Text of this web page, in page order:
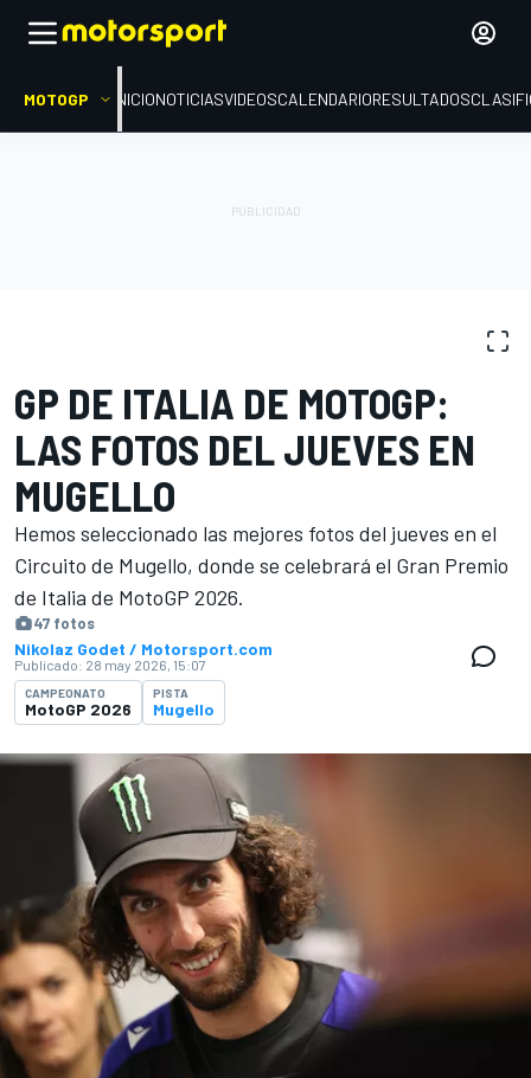
MOTOGP INICIONOTICIASVIDEOSCALENDARIORESULTADOS
GP DE ITALIA DE MOTOGP:
LAS FOTOS DEL JUEVES EN
MUGELLO
Hemos seleccionado las mejores fotos del jueves en el
Circuito de Mugello, donde se celebrará el Gran Premio
de Italia de MotoGP 2026.
47 fotos
Nikolaz Godet / Motorsport.com
Publicado: 28 may 2026, 15:07
CAMPEONATO
MotoGP 2026
PISTA
Mugello